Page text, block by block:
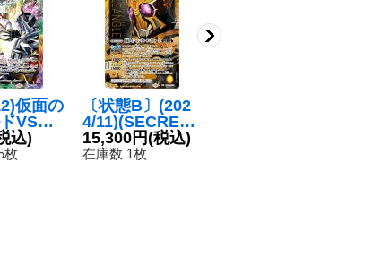
仮面の
VSエ
スト)
込)
枚
〔状態B〕(202
4/11)(SECRET)
仮面ライダーレ
ンゲルキングフ
15,300円(税込)
在庫数 1枚